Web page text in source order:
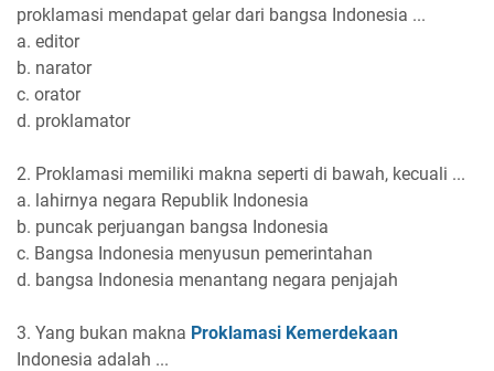
proklamasi mendapat gelar dari bangsa Indonesia ...
a. editor
b. narator
c. orator
d. proklamator
2. Proklamasi memiliki makna seperti di bawah, kecuali ...
a. lahirnya negara Republik Indonesia
b. puncak perjuangan bangsa Indonesia
c. Bangsa Indonesia menyusun pemerintahan
d. bangsa Indonesia menantang negara penjajah
3. Yang bukan makna Proklamasi Kemerdekaan
Indonesia adalah ...